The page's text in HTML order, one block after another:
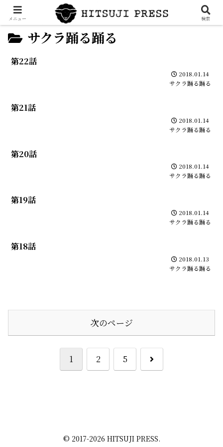
サクラ踊る踊る
第22話
2018.01.14
サクラ踊る踊る
第21話
2018.01.14
サクラ踊る踊る
第20話
2018.01.14
サクラ踊る踊る
第19話
2018.01.14
サクラ踊る踊る
第18話
2018.01.13
サクラ踊る踊る
次のページ
1 2 5
次
© 2017-2026 HITSUJI PRESS.
メニュー 検索